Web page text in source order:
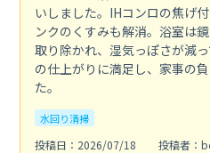
いしました。IHコンロの焦げ
ンクのくすみも解消。浴室は
取り除かれ、湿気っぽさが減
の仕上がりに満足し、家事の
た。
水回り清掃
投稿日：2026/07/18
投稿者：